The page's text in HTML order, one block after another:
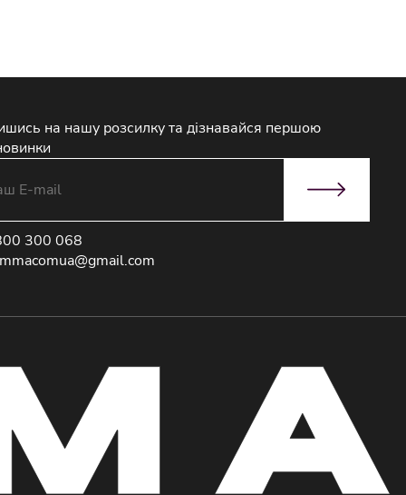
на нашу розсилку та дізнавайся першою
300 068